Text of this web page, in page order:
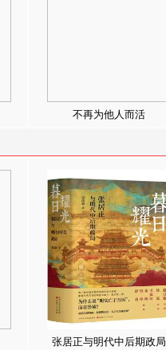
不再为他人而活
张居正与明代中后期政局